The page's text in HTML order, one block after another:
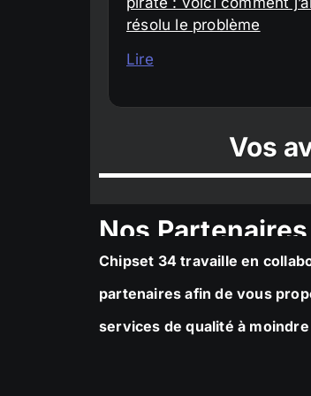
résolu le problème
Lire
Vos
Nos Partenaires
Chipset 34 travaille en
partenaires afin de vous
services de qualité à